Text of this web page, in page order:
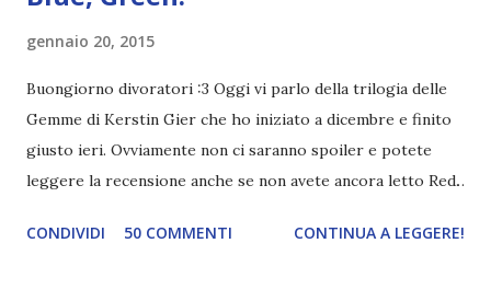
gennaio 20, 2015
Buongiorno divoratori :3 Oggi vi parlo della trilogia delle
Gemme di Kerstin Gier che ho iniziato a dicembre e finito
giusto ieri. Ovviamente non ci saranno spoiler e potete
leggere la recensione anche se non avete ancora letto Red.
Green sono state delle letture molto piacevoli ma non
CONDIVIDI 50 COMMENTI CONTINUA A LEGGERE!